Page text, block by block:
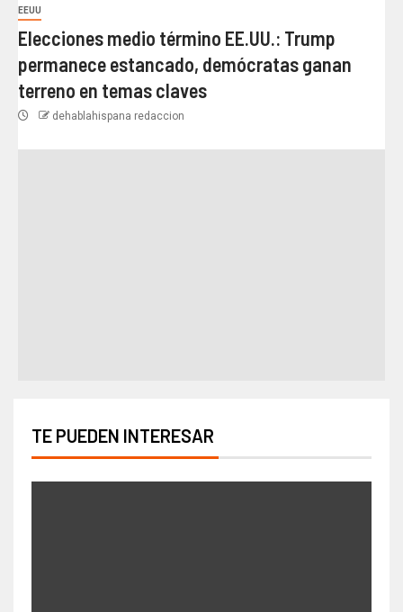
EEUU
Elecciones medio término EE.UU.: Trump
permanece estancado, demócratas ganan
terreno en temas claves
dehablahispana redaccion
TE PUEDEN INTERESAR